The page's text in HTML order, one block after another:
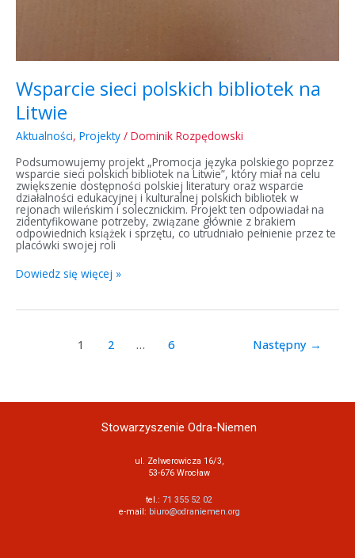
Wsparcie sieci polskich bibliotek na
Litwie
Aktualności, Projekty / Dominik Rozpędowski
Podsumowujemy projekt „Promocja języka polskiego poprzez
wsparcie sieci polskich bibliotek na Litwie”, który miał na celu
zwiększenie dostępności polskiej literatury oraz wsparcie
działalności edukacyjnej i kulturalnej polskich bibliotek w
rejonach wileńskim i solecznickim. Projekt ten odpowiadał na
zidentyfikowane potrzeby, związane głównie z brakiem
odpowiednich książek i sprzętu, co utrudniało pełnienie przez te
placówki swojej roli
Dowiedz się więcej »
1 2 … 6 Następny →
Stowarzyszenie Odra-Niemen
ul. Zelwerowicza 16/3,
53-676 Wrocław
tel.: 71 355 52 02
e-mail: biuro@odraniemen.org